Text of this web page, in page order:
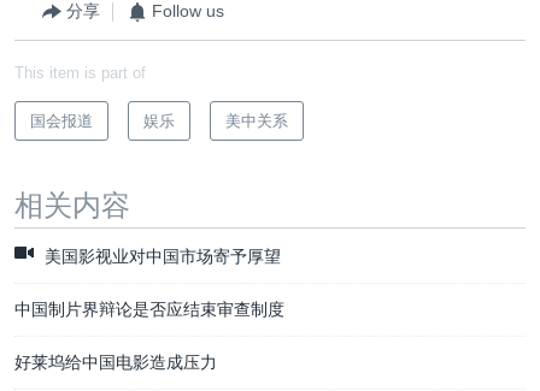
分享 Follow us
This item is part of
国会报道 娱乐 美中关系
相关内容
美国影视业对中国市场寄予厚望
中国制片界辩论是否应结束审查制度
好莱坞给中国电影造成压力